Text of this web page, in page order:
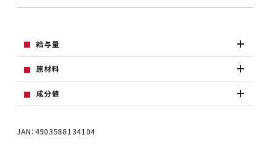
給与量
原材料
成分値
JAN：4903588134104